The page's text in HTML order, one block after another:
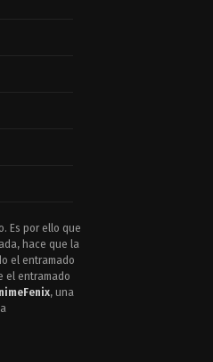
Es por ello que
hace que la
el entramado
el entramado
, una